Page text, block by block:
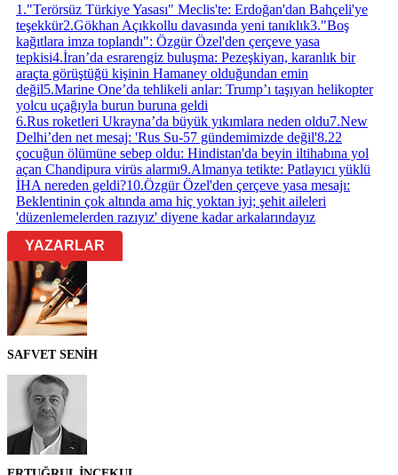
1 ."Terörsüz Türkiye Yasası" Meclis'te: Erdoğan'dan Bahçeli'ye
teşekkür2.Gökhan Açıkkollu davasında yeni tanıklık3."Boş
kağıtlara imza toplandı": Özgür Özel'den çerçeve yasa
tepkisi4.İran’da esrarengiz buluşma: Pezeşkiyan, karanlık bir
araçta görüştüğü kişinin Hamaney olduğundan emin
değil5.Marine One’da tehlikeli anlar: Trump’ı taşıyan helikopter
yolcu uçağıyla burun buruna geldi
6.Rus roketleri Ukrayna’da büyük yıkımlara neden oldu7.New
Delhi’den net mesaj: 'Rus Su-57 gündemimizde değil'8.22
çocuğun ölümüne sebep oldu: Hindistan'da beyin iltihabına yol
açan Chandipura virüs alarmı9.Almanya tetikte: Patlayıcı yüklü
İHA nereden geldi?10.Özgür Özel'den çerçeve yasa mesajı:
Beklentinin çok altında ama hiç yoktan iyi; şehit aileleri
'düzenlemelerden razıyız' diyene kadar arkalarındayız
YAZARLAR
SAFVET SENİH